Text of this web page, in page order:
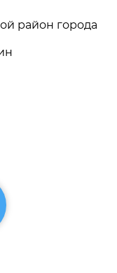
район города